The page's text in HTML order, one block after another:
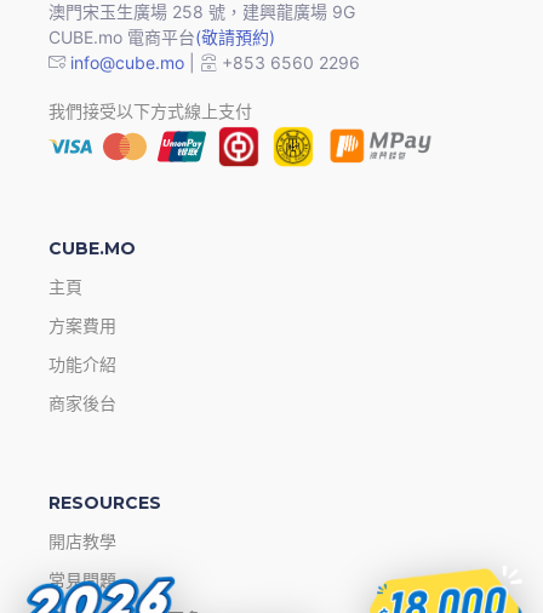
澳門宋玉生廣場 258 號，建興龍廣場 9G
CUBE.mo 電商平台(敬請預約)
info@cube.mo
+853 6560 2296
我們接受以下方式線上支付
CUBE.MO
主頁
方案費用
功能介紹
商家後台
RESOURCES
開店教學
常見問題